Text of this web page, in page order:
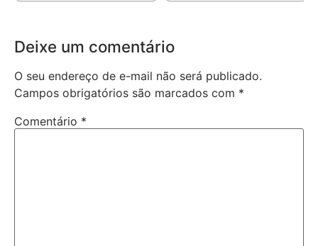
Deixe um comentário
O seu endereço de e-mail não será publicado.
Campos obrigatórios são marcados com *
Comentário *